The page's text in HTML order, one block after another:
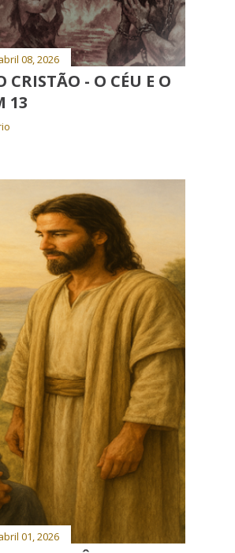
08, 2026
- O CÉU E O
13
01, 2026